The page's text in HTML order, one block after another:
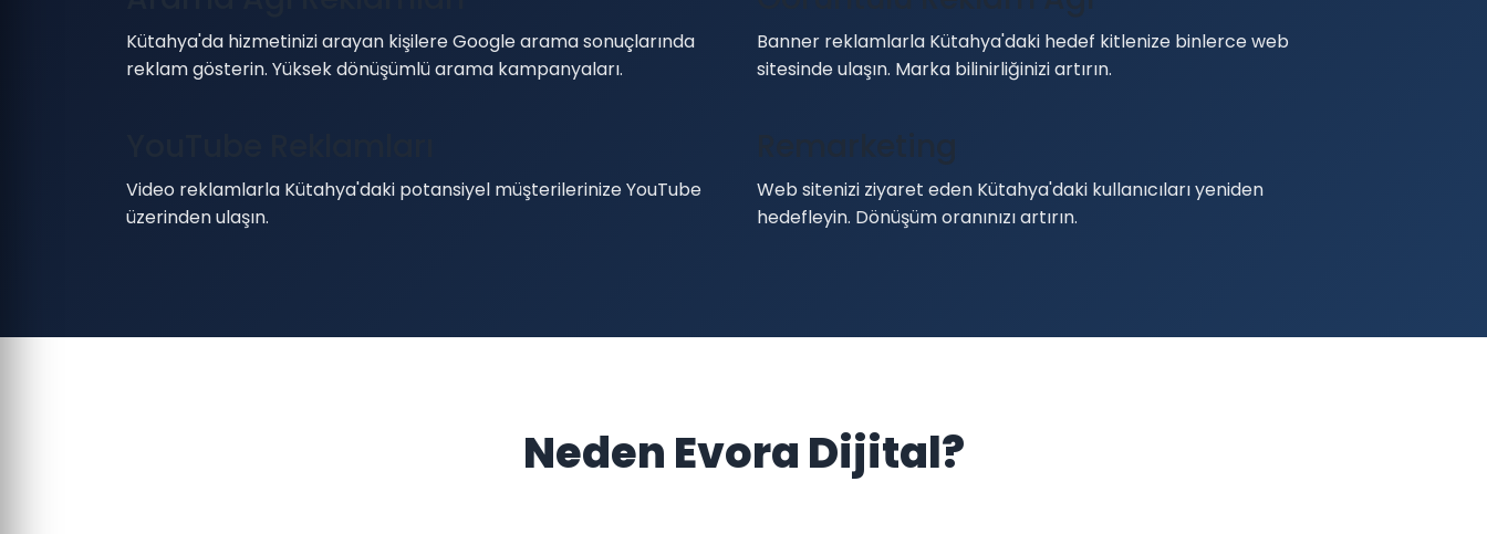
Kütahya'da hizmetinizi arayan kişilere Google arama sonuçlarında
reklam gösterin. Yüksek dönüşümlü arama kampanyaları.
Banner reklamlarla Kütahya'daki hedef kitlenize binlerce web
sitesinde ulaşın. Marka bilinirliğinizi artırın.
Video reklamlarla Kütahya'daki potansiyel müşterilerinize YouTube
üzerinden ulaşın.
Web sitenizi ziyaret eden Kütahya'daki kullanıcıları yeniden
hedefleyin. Dönüşüm oranınızı artırın.
Neden Evora Dijital?